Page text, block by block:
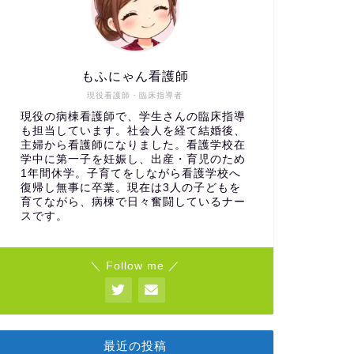
現役看護師・臨床指導者
もふにゃん看護師
現役の病棟看護師で、学生さんの臨床指導
も担当しています。社会人を経て結婚後、
主婦から看護師になりました。看護学校在
学中に第一子を妊娠し、出産・育児のため
1年間休学。子育てをしながら看護学校へ
復帰し無事に卒業。現在は3人の子どもを
育てながら、病棟で日々奮闘しているナー
スです。
＼ Follow me ／
最近の投稿